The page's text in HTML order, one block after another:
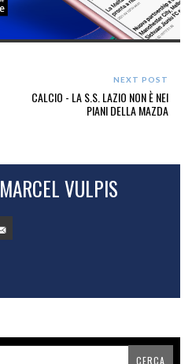
NEXT POST
CALCIO - LA S.S. LAZIO NON È NEI
PIANI DELLA MAZDA
MARCEL VULPIS